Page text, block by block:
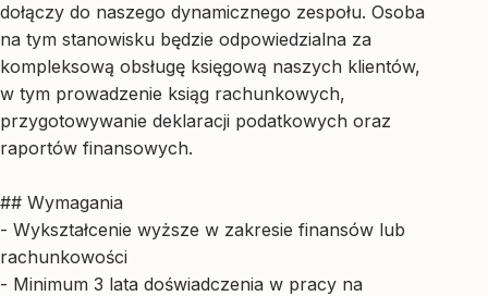
dołączy do naszego dynamicznego zespołu. Osoba
na tym stanowisku będzie odpowiedzialna za
kompleksową obsługę księgową naszych klientów,
w tym prowadzenie ksiąg rachunkowych,
przygotowywanie deklaracji podatkowych oraz
raportów finansowych.
## Wymagania
- Wykształcenie wyższe w zakresie finansów lub
rachunkowości
- Minimum 3 lata doświadczenia w pracy na